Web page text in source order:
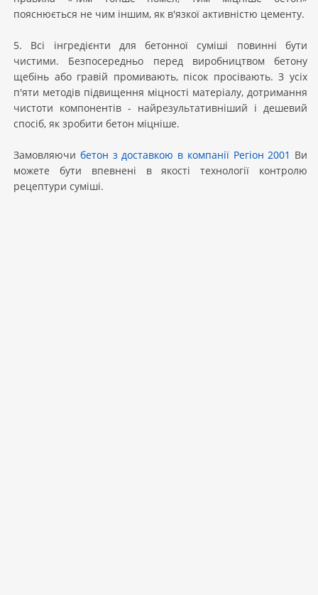
пояснюється не чим іншим, як в'язкої активністю цементу.
5. Всі інгредієнти для бетонної суміші повинні бути
чистими. Безпосередньо перед виробництвом бетону
щебінь або гравій промивають, пісок просівають. З усіх
п'яти методів підвищення міцності матеріалу, дотримання
чистоти компонентів - найрезультативніший і дешевий
спосіб, як зробити бетон міцніше.
Замовляючи бетон з доставкою в компанії Регіон 2001 Ви
можете бути впевнені в якості технології контролю
рецептури суміші.